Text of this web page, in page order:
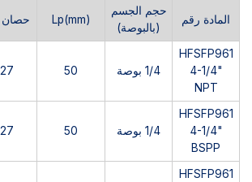
المادة رقم
حجم الجسم
(بالبوصة)
Lp(mm)
HFSFP961
4-1/4"
NPT
1/4 بوصة 50
HFSFP961
4-1/4"
BSPP
1/4 بوصة 50
HFSFP961